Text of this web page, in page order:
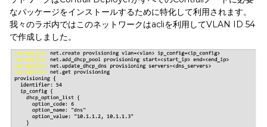
なパッケージをインストールするために特化して利用されます。
我々のラボ内ではこのネットワークはacliを利用してVLAN ID 54
で作成しました。